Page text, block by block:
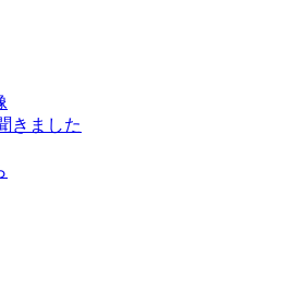
きました